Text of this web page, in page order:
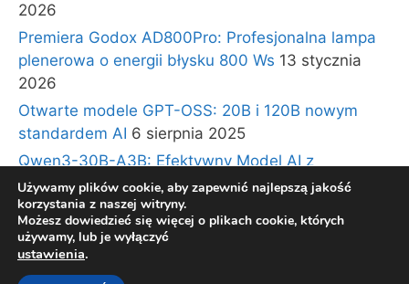
2026
Premiera Godox AD800Pro: Profesjonalna lampa
plenerowa o energii błysku 800 Ws 13 stycznia
2026
Otwarte modele GPT-OSS: 20B i 120B nowym
standardem AI 6 sierpnia 2025
Qwen3-30B-A3B: Efektywny Model AI z
Architekturą Ekspertów i Długim Kontekstem 30
lipca 2025
Używamy plików cookie, aby zapewnić najlepszą jakość
korzystania z naszej witryny.
Możesz dowiedzieć się więcej o plikach cookie, których
używamy, lub je wyłączyć
ustawienia.